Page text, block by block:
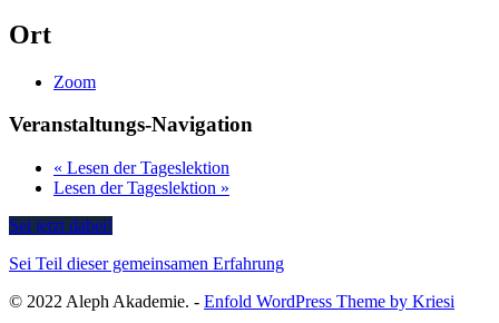
Ort
Zoom
Veranstaltungs-Navigation
« Lesen der Tageslektion
Lesen der Tageslektion »
Sei jetzt dabei!
Sei Teil dieser gemeinsamen Erfahrung
© 2022 Aleph Akademie. - Enfold WordPress Theme by Kriesi